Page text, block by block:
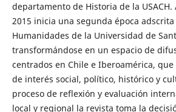
departamento de Historia de la
2015 inicia una segunda época
Humanidades de la Universidad de
transformándose en un espacio de
centrados en Chile e Iberoamérica,
de interés social, político, histórico y
proceso de reflexión y evaluación
local y regional la revista toma la